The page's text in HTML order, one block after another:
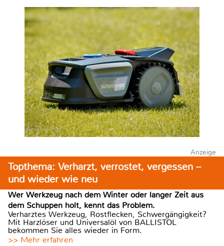
Anzeige
Topthema: Verharzt, verrostet, vergessen –
und wieder wie neu
Wer Werkzeug nach dem Winter oder langer Zeit aus
dem Schuppen holt, kennt das Problem.
Verharztes Werkzeug, Rostflecken, Schwergängigkeit?
Mit Harzlöser und Universalöl von BALLISTOL
bekommen Sie alles wieder in Form.
>> Mehr erfahren